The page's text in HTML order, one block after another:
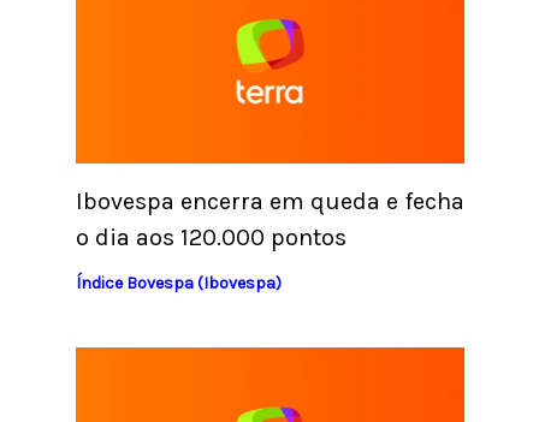
Ibovespa encerra em queda e fecha
o dia aos 120.000 pontos
Índice Bovespa (Ibovespa)